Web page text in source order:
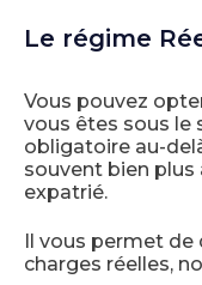
Le régime
Vous pouvez
vous êtes sous le
obligatoire au-
souvent bien
expatrié.
Il vous permet de
charges réelles,